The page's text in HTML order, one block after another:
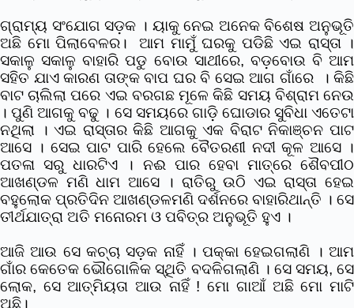
ଗ୍ରାମ୍ୟ ସଂଯୋଗ ସଡ଼କ । ୟାକୁ ନେଇ ଅନେକ ବିଶେଷ ଅନୁଭୂତି
ଅଛି ମୋ ପିଲାବେଳର। ଆମ ମାମୁଁ ଘରକୁ ପଡିଛି ଏଇ ରାସ୍ତା ।
ସକାଳୁ ସକାଳୁ ବାହାରି ପଡୁ ବୋଉ ସାଥୀରେ, ବଡ଼ବୋଉ ବି ଆମ
ସହିତ ଯାଏ କାରଣ ତାଙ୍କ ବାପ ଘର ବି ସେଇ ଆଗ ଗାଁରେ । କିଛି
ବାଟ ଚାଲିଲା ପରେ ଏଇ ବରଗଛ ମୂଳେ କିଛି ସମୟ ବିଶ୍ରାମ ନେଉ
। ପୁଣି ଆଗକୁ ବଢୁ । ସେ ସମୟରେ ଗାଡ଼ି ଘୋଡାର ସୁବିଧା ଏତେଟା
ନଥିଲା । ଏଇ ରାସ୍ତାର କିଛି ଆଗକୁ ଏକ ବିରାଟ ନିକାଞ୍ଚନ ପାଟ
ଆସେ । ସେଇ ପାଟ ପାରି ହେଲେ ବୈତରଣୀ ନଦୀ କୂଳ ଆସେ ।
ପତଳା ସରୁ ଧାରଟିଏ । ନଈ ପାର ହେବା ମାତ୍ରେ ଶୈବପୀଠ
ଆଖଣ୍ଡଳ ମଣି ଧାମ ଆସେ । ରାତିରୁ ଉଠି ଏଇ ରାସ୍ତା ହେଇ
ବହୁଲୋକ ପ୍ରତିଦିନ ଆଖଣ୍ଡଳମଣି ଦର୍ଶନରେ ବାହାରିଥାନ୍ତି । ସେ
ତୀର୍ଥଯାତ୍ରା ଅତି ମନୋରମ ଓ ପବିତ୍ର ଅନୁଭୂତି ହୁଏ ।
ଆଜି ଆଉ ସେ କଚ୍ଚା ସଡ଼କ ନାହିଁ । ପକ୍କା ହେଇଗଲାଣି । ଆମ
ଗାଁର କେତେକ ଭୌଗୋଳିକ ସ୍ଥିତି ବଦଳିଗଲାଣି । ସେ ସମୟ, ସେ
ଲୋକ, ସେ ଆତ୍ମିୟତା ଆଉ ନାହିଁ ! ମାେ ଗାଆଁ ଅଛି ମାେ ମାଟି
ଅଛି।